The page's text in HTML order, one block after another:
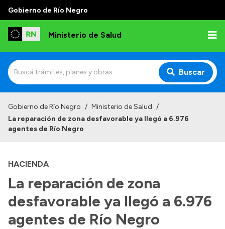
Gobierno de Río Negro
Ministerio de Salud
Buscar
Institucional
Autoridades
Consejos locales
Transparencia
Gobierno de Río Negro / Ministerio de Salud /
La reparación de zona desfavorable ya llegó a 6.976
agentes de Río Negro
HACIENDA
La reparación de zona
desfavorable ya llegó a 6.976
agentes de Río Negro